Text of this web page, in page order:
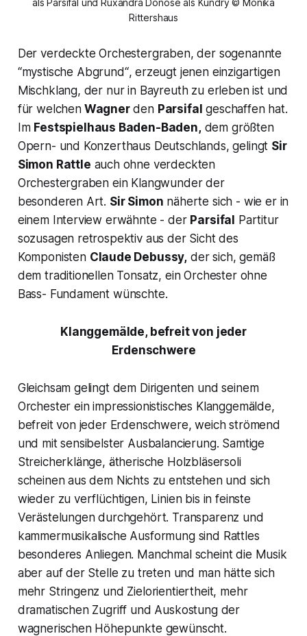
Rittershaus
Der verdeckte Orchestergraben, der sogenannte
“mystische Abgrund“, erzeugt jenen einzigartigen
Mischklang, der nur in Bayreuth zu erleben ist und
für welchenWagnerden Parsifal geschaffen hat.
Im Festspielhaus Baden-Baden,dem größten
Opern- und Konzerthaus Deutschlands, gelingt Sir
Simon Rattle auch ohne verdeckten
Orchestergraben ein Klangwunder der
besonderen Art. Sir Simon näherte sich - wie er in
einem Interview erwähnte - der Parsifal Partitur
sozusagen retrospektiv aus der Sicht des
Komponisten Claude Debussy, der sich, gemäß
dem traditionellen Tonsatz, ein Orchester ohne
Bass- Fundament wünschte.
Klanggemälde, befreit von jeder
Erdenschwere
Gleichsam gelingt dem Dirigenten und seinem
Orchester ein impressionistisches Klanggemälde,
befreit von jeder Erdenschwere, weich strömend
und mit sensibelster Ausbalancierung. Samtige
Streicherklänge, ätherische Holzbläsersoli
scheinen aus dem Nichts zu entstehen und sich
wieder zu verflüchtigen, Linien bis in feinste
Verästelungen durchgehört. Transparenz und
kammermusikalische Ausformung sind Rattles
besonderes Anliegen. Manchmal scheint die Musik
aber auf der Stelle zu treten und man hätte sich
mehr Stringenz und Zielorientiertheit, mehr
dramatischen Zugriff und Auskostung der
wagnerischen Höhepunkte gewünscht.